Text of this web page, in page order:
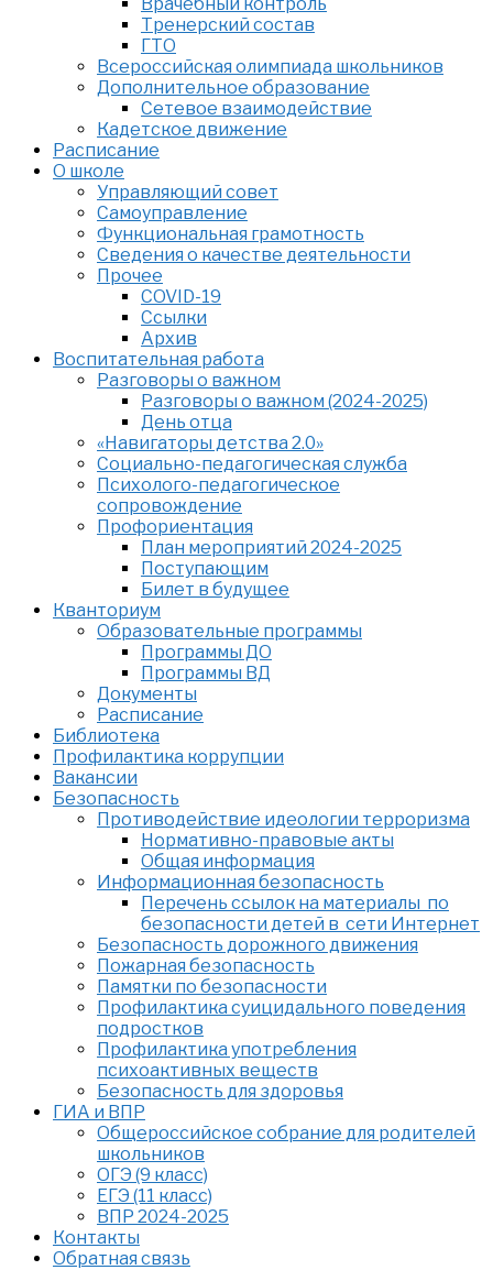
Тренерский состав
ГТО
Всероссийская олимпиада школьников
Дополнительное образование
Сетевое взаимодействие
Кадетское движение
Расписание
О школе
Управляющий совет
Самоуправление
Функциональная грамотность
Сведения о качестве деятельности
Прочее
COVID-19
Ссылки
Архив
Воспитательная работа
Разговоры о важном
Разговоры о важном (2024-2025)
День отца
«Навигаторы детства 2.0»
Социально-педагогическая служба
Психолого-педагогическое
сопровождение
Профориентация
План мероприятий 2024-2025
Поступающим
Билет в будущее
Кванториум
Образовательные программы
Программы ДО
Программы ВД
Документы
Расписание
Библиотека
Профилактика коррупции
Вакансии
Безопасность
Противодействие идеологии терроризма
Нормативно-правовые акты
Общая информация
Информационная безопасность
Перечень ссылок на материалы по
безопасности детей в сети Интернет
Безопасность дорожного движения
Пожарная безопасность
Памятки по безопасности
Профилактика суицидального поведения
подростков
Профилактика употребления
психоактивных веществ
Безопасность для здоровья
ГИА и ВПР
Общероссийское собрание для родителей
школьников
ОГЭ (9 класс)
ЕГЭ (11 класс)
ВПР 2024-2025
Контакты
Обратная связь